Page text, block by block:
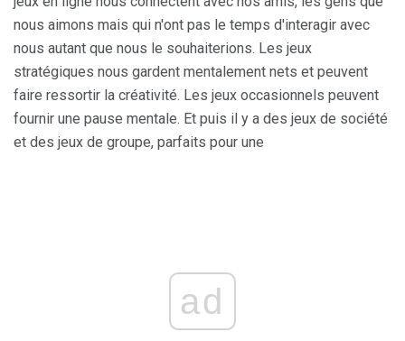
nous aimons mais qui n'ont pas le temps d'interagir avec
nous autant que nous le souhaiterions. Les jeux
stratégiques nous gardent mentalement nets et peuvent
faire ressortir la créativité. Les jeux occasionnels peuvent
fournir une pause mentale. Et puis il y a des jeux de société
et des jeux de groupe, parfaits pour une
ad